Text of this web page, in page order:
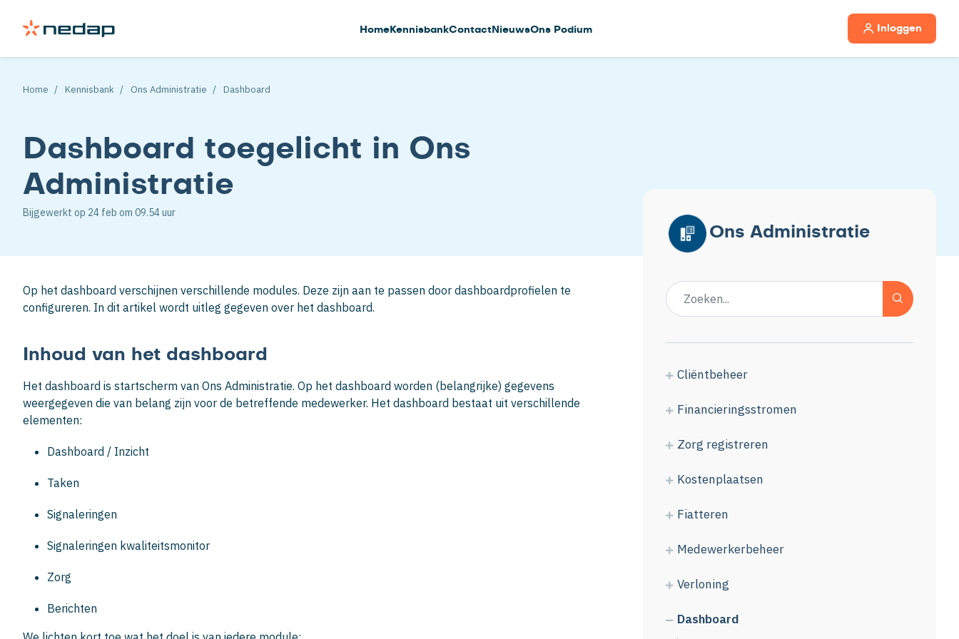
HomeKennisbankContactNieuwsOns Podium Inloggen
Home Kennisbank Ons Administratie Dashboard
Dashboard toegelicht in Ons
Administratie
Bijgewerkt op 24 feb om 09.54 uur
Op het dashboard verschijnen verschillende modules. Deze zijn aan te passen door dashboardprofielen te
configureren. In dit artikel wordt uitleg gegeven over het dashboard.
Inhoud van het dashboard
Het dashboard is startscherm van Ons Administratie. Op het dashboard worden (belangrijke) gegevens
weergegeven die van belang zijn voor de betreffende medewerker. Het dashboard bestaat uit verschillende
elementen:
Dashboard / Inzicht
Taken
Signaleringen
Signaleringen kwaliteitsmonitor
Zorg
Berichten
Ons Administratie
Cliëntbeheer
Financieringsstromen
Zorg registreren
Kostenplaatsen
Fiatteren
Medewerkerbeheer
Verloning
Dashboard